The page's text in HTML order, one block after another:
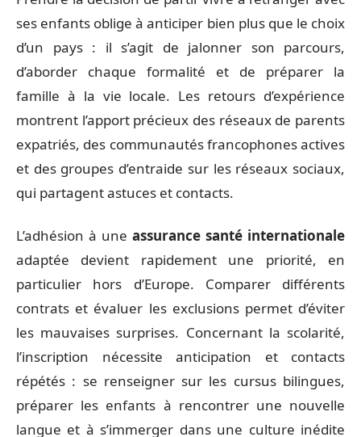
ses enfants oblige à anticiper bien plus que le choix
d’un pays : il s’agit de jalonner son parcours,
d’aborder chaque formalité et de préparer la
famille à la vie locale. Les retours d’expérience
montrent l’apport précieux des réseaux de parents
expatriés, des communautés francophones actives
et des groupes d’entraide sur les réseaux sociaux,
qui partagent astuces et contacts.
L’adhésion à une assurance santé internationale
adaptée devient rapidement une priorité, en
particulier hors d’Europe. Comparer différents
contrats et évaluer les exclusions permet d’éviter
les mauvaises surprises. Concernant la scolarité,
l’inscription nécessite anticipation et contacts
répétés : se renseigner sur les cursus bilingues,
préparer les enfants à rencontrer une nouvelle
langue et à s’immerger dans une culture inédite